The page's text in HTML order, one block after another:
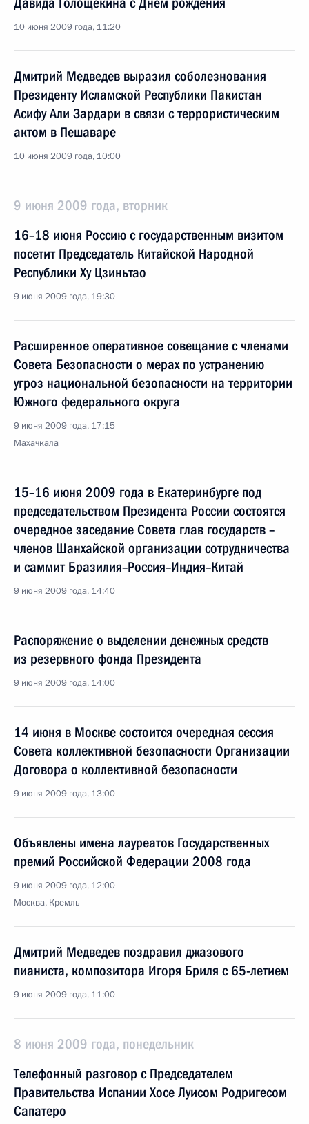
10 июня 2009 года, 11:20
Дмитрий Медведев выразил соболезнования
Президенту Исламской Республики Пакистан
Асифу Али Зардари в связи с террористическим
актом в Пешаваре
10 июня 2009 года, 10:00
9 июня 2009 года, вторник
16–18 июня Россию с государственным визитом
посетит Председатель Китайской Народной
Республики Ху Цзиньтао
9 июня 2009 года, 19:30
Расширенное оперативное совещание с членами
Совета Безопасности о мерах по устранению
угроз национальной безопасности на территории
Южного федерального округа
9 июня 2009 года, 17:15
Махачкала
15–16 июня 2009 года в Екатеринбурге под
председательством Президента России состоятся
очередное заседание Совета глав государств –
членов Шанхайской организации сотрудничества
и саммит Бразилия–Россия–Индия–Китай
9 июня 2009 года, 14:40
Распоряжение о выделении денежных средств
из резервного фонда Президента
9 июня 2009 года, 14:00
14 июня в Москве состоится очередная сессия
Совета коллективной безопасности Организации
Договора о коллективной безопасности
9 июня 2009 года, 13:00
Объявлены имена лауреатов Государственных
премий Российской Федерации 2008 года
9 июня 2009 года, 12:00
Москва, Кремль
Дмитрий Медведев поздравил джазового
пианиста, композитора Игоря Бриля с 65-летием
9 июня 2009 года, 11:00
8 июня 2009 года, понедельник
Телефонный разговор с Председателем
Правительства Испании Хосе Луисом Родригесом
Сапатеро